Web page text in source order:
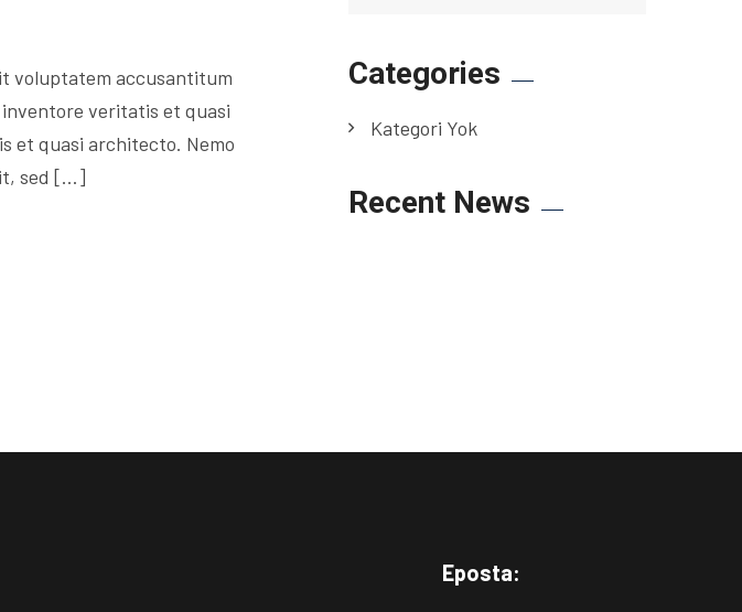
voluptatem accusantitum
veritatis et quasi
et quasi architecto. Nemo
sed […]
Categories
Kategori Yok
Recent News
Eposta: